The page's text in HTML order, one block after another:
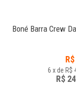
Boné Barra Crew
R$
6 xde R$
R$